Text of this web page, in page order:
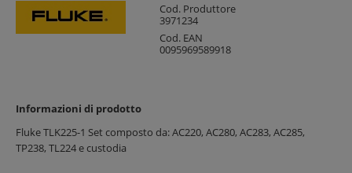
Cod. Produttore
3971234
Cod. EAN
0095969589918
Informazioni di prodotto
Fluke TLK225-1 Set composto da: AC220, AC280, AC283, AC285,
TP238, TL224 e custodia